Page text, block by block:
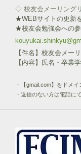
◇ 校友会メーリング
★WEBサイトの更新
★校友会勉強会への参
【件名】校友会メー
【内容】氏名・卒業
・【gmail.com】をドメ
・返信のない方は電話に